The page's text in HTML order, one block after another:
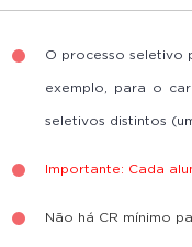
O processo seletivo
exemplo, para o
seletivos distintos
Importante: Cada
Não há CR mínimo